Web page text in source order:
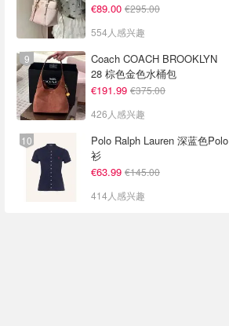
€89.00 €295.00
554人感兴趣
Coach COACH BROOKLYN
28 棕色金色水桶包
€191.99 €375.00
426人感兴趣
Polo Ralph Lauren 深蓝色Polo
衫
€63.99 €145.00
414人感兴趣